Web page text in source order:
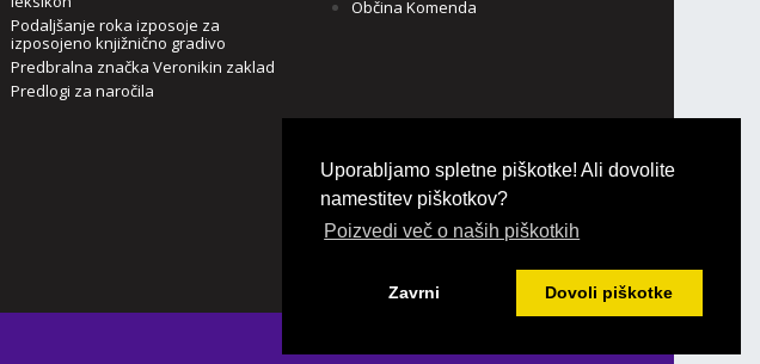
Podaljšanje roka izposoje za
izposojeno knjižnično gradivo
Predbralna značka Veronikin zaklad
Predlogi za naročila
Občina Komenda
Uporabljamo spletne piškotke! Ali dovolite
namestitev piškotkov?
Poizvedi več o naših piškotkih
Zavrni Dovoli piškotke